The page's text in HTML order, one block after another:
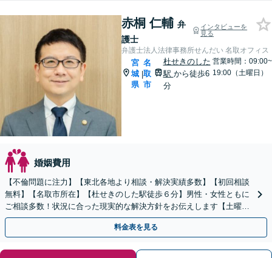
赤桐 仁輔 弁
護士
インタビューを
見る
弁護士法人法律事務所せんだい 名取オフィス
宮
城
県
|
名
取
市
杜せきのした
駅 から徒歩6
分
営業時間：09:00~
19:00（土曜日）
婚姻費用
【不倫問題に注力】【東北各地より相談・解決実績多数】【初回相談
無料】【名取市所在】【杜せきのした駅徒歩６分】男性・女性ともに
ご相談多数！状況に合った現実的な解決方針をお伝えします【土曜相
談可】【駐車場完備】【完全個室】【プライバシー厳守】
料金表を見る